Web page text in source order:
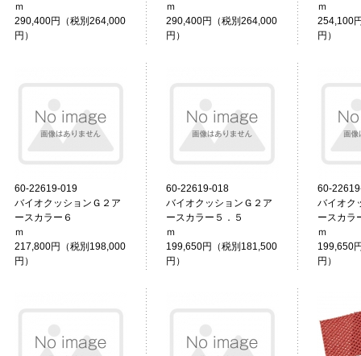
ｍ
290,400円（税別264,000
円）
ｍ
290,400円（税別264,000
円）
254,100
円）
60-22619-019
バイオクッションＧ２ア
ースカラー６
ｍ
217,800円（税別198,000
円）
60-22619-018
バイオクッションＧ２ア
ースカラー５．５
ｍ
199,650円（税別181,500
円）
60-
バイオク
ースカラ
199,650
円）